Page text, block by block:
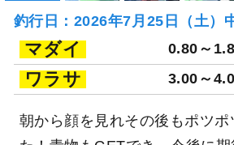
釣行日：2026年7月25日（土）
マダイ 0.80～
ワラサ 3.00～
朝から顔を見れその後もポツポ